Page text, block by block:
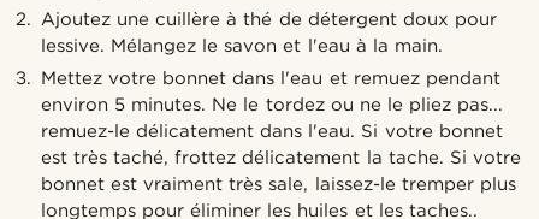
Ajoutez une cuillère à thé de détergent doux pour
lessive. Mélangez le savon et l'eau à la main.
Mettez votre bonnet dans l'eau et remuez pendant
environ 5 minutes. Ne le tordez ou ne le pliez pas...
remuez-le délicatement dans l'eau. Si votre bonnet
est très taché, frottez délicatement la tache. Si votre
bonnet est vraiment très sale, laissez-le tremper plus
longtemps pour éliminer les huiles et les taches..